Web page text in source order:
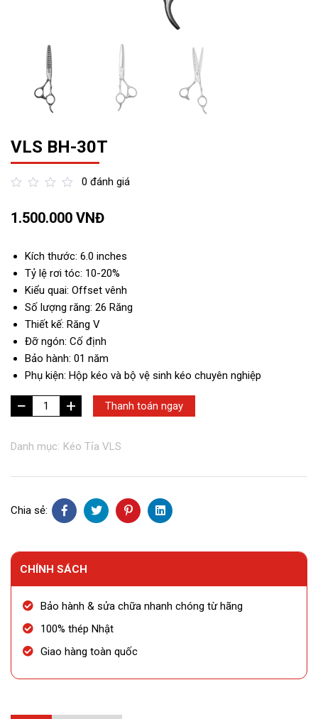
VLS BH-30T
of
0 đánh giá
1.500.000 VNĐ
Kích thước: 6.0 inches
Tỷ lệ rơi tóc: 10-20%
Kiểu quai: Offset vênh
Số lượng răng: 26 Răng
Thiết kế: Răng V
Đỡ ngón: Cố định
Bảo hành: 01 năm
Phụ kiện: Hộp kéo và bộ vệ sinh kéo chuyên nghiệp
VLS
BH-
+ Thanh toán ngay
Danh mục: Kéo Tỉa VLS
Chia sẻ:
CHÍNH SÁCH
Bảo hành & sửa chữa nhanh chóng từ hãng
100% thép Nhật
Giao hàng toàn quốc